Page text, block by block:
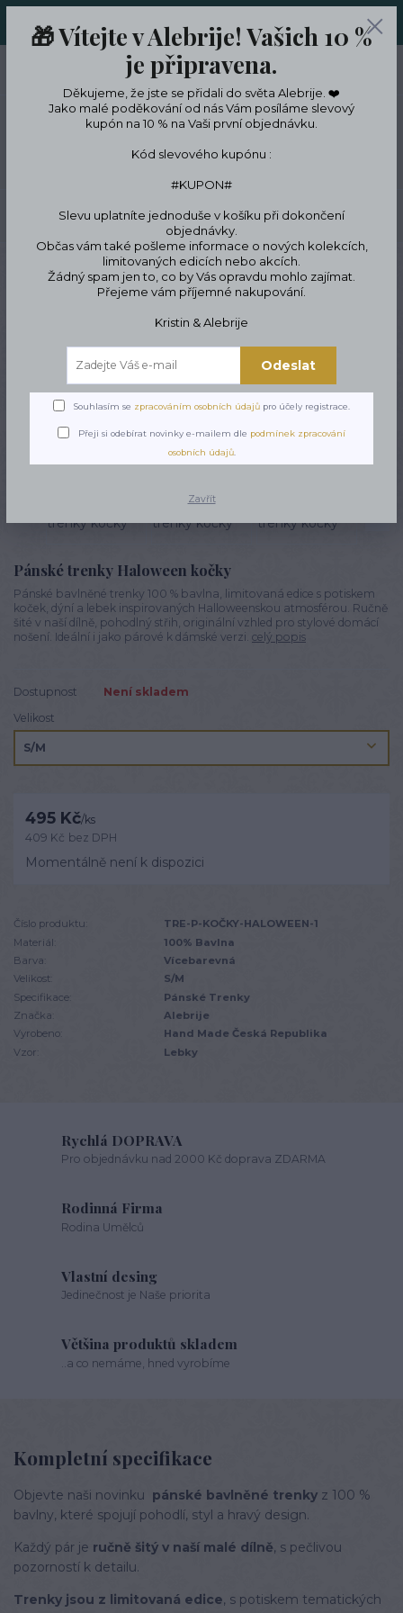
LIMITKÁCH
CZK
Hledat
Podle témat a zájmů Zvířata & jejich milovníci
milovníky koček
Pánské bavlněné trenky kočky
Pánské bavlněné trenky
kočky
Pánské trenky Haloween kočky
Pánské bavlněné trenky 100 % bavlna, limitovaná edice s potiskem
koček, dýní a lebek inspirovaných Halloweenskou atmosférou. Ručně
šité v naší dílně, pohodlný střih, originální vzhled pro stylové domácí
nošení. Ideální i jako párové k dámské verzi. celý popis
Dostupnost
Není skladem
Velikost
495 Kč/ks
409 Kč bez DPH
Momentálně není k dispozici
Číslo produktu:
TRE-P-KOČKY-HALOWEEN-1
Materiál:
100% Bavlna
Barva:
Vícebarevná
Velikost:
S/M
Specifikace:
Pánské Trenky
Značka:
Alebrije
Vyrobeno:
Hand Made Česká Republika
Vzor:
Lebky
Rychlá DOPRAVA
Pro objednávku nad 2000 Kč doprava ZDARMA
Rodinná Firma
Rodina Umělců
Vlastní desing
Jedinečnost je Naše priorita
Většina produktů skladem
..a co nemáme, hned vyrobíme
Kompletní specifikace
Objevte naši novinku pánské bavlněné trenky z 100 %
bavlny, které spojují pohodlí, styl a hravý design.
Každý pár je ručně šitý v naší malé dílně, s pečlivou
pozorností k detailu.
Trenky jsou z limitovaná edice, s potiskem tematických
🎁 Vítejte v Alebrije! Vašich 10 %
je připravena.
Děkujeme, že jste se přidali do světa Alebrije. ❤️
Jako malé poděkování od nás Vám posíláme slevový
kupón na 10 % na Vaši první objednávku.
Kód slevového kupónu :
#KUPON#
Slevu uplatníte jednoduše v košíku při dokončení
objednávky.
Občas vám také pošleme informace o nových kolekcích,
limitovaných edicích nebo akcích.
Žádný spam jen to, co by Vás opravdu mohlo zajímat.
Přejeme vám příjemné nakupování.
Kristin & Alebrije
Odeslat
Souhlasím se zpracováním osobních údajů pro účely registrace.
Přeji si odebírat novinky e-mailem dle podmínek zpracování
osobních údajů.
Zavřít